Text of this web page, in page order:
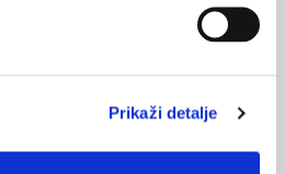
Prikaži detalje